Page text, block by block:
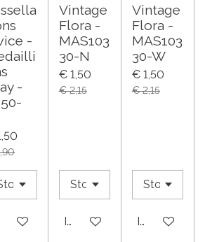
-
-
winkelwagen
Vintage
Flora -
MAS103
30-N
€ 1,50
€ 2,15
In winkelwagen
Vintage
Flora -
MAS103
30-W
€ 1,50
€ 2,15
In